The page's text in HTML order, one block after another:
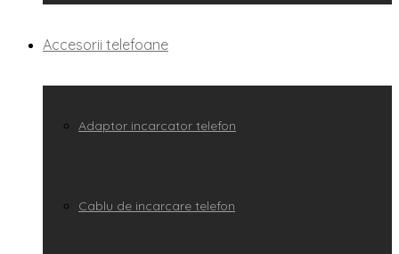
Accesorii telefoane
Adaptor incarcator telefon
Cablu de incarcare telefon